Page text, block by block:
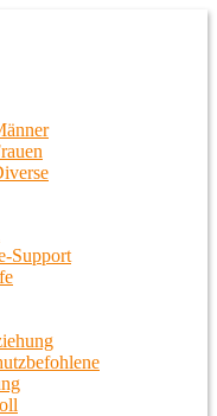
Support